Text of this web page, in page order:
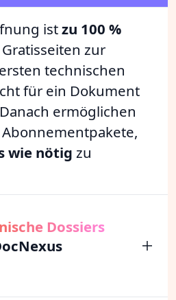
istzu 100 %
zur
technischen
für ein Dokument
ermöglichen
wie nötig zu
Dossiers